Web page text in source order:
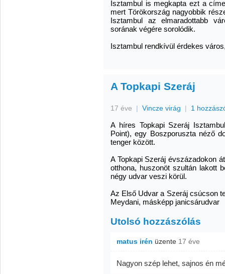
Isztambul is megkapta ezt a
mert Törökország nagyobbik
Isztambul az elmaradottabb
sorának végére sorolódik.
Isztambul rendkívül érdekes
A Topkapi Szeráj
17 éve | Vincze virág | 1
A híres Topkapi Szeráj
Point), egy Boszporuszta néző
tenger között.
A Topkapi Szeráj évszázadokon
otthona, huszonöt szultán lakott
négy udvar veszi körül.
Az Első Udvar a Szeráj csúcson
Meydani, másképp janicsárudvar
Utolsó hozzászólás
matus irén üzente 17 éve
Nagyon szép lehet, sajnos én